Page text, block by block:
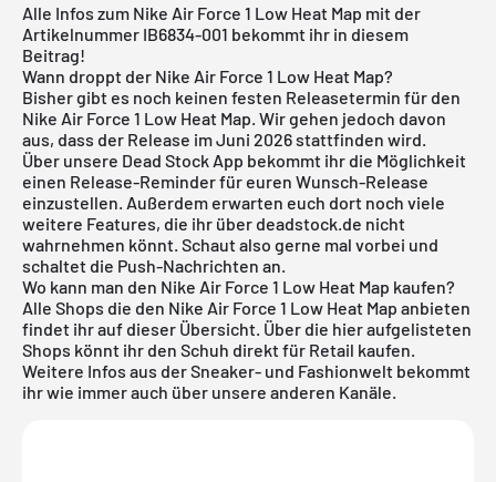
Alle Infos zum Nike Air Force 1 Low Heat Map mit der
Artikelnummer IB6834-001 bekommt ihr in diesem
Beitrag!
Wann droppt der Nike Air Force 1 Low Heat Map?
Bisher gibt es noch keinen festen Releasetermin für den
Nike Air Force 1 Low Heat Map. Wir gehen jedoch davon
aus, dass der Release im Juni 2026 stattfinden wird.
Über unsere Dead Stock App bekommt ihr die Möglichkeit
einen Release-Reminder für euren Wunsch-Release
einzustellen. Außerdem erwarten euch dort noch viele
weitere Features, die ihr über deadstock.de nicht
wahrnehmen könnt. Schaut also gerne mal vorbei und
schaltet die Push-Nachrichten an.
Wo kann man den Nike Air Force 1 Low Heat Map kaufen?
Alle Shops die den Nike Air Force 1 Low Heat Map anbieten
findet ihr auf dieser Übersicht. Über die hier aufgelisteten
Shops könnt ihr den Schuh direkt für Retail kaufen.
Weitere Infos aus derSneaker- und Fashionwelt bekommt
ihr wie immer auch über unsere anderen Kanäle.